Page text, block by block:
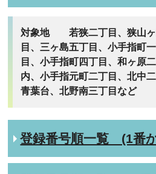
対象地 若狭二丁目、狭山ヶ
目、三ヶ島五丁目、小手指町
目、小手指町四丁目、和ヶ原
内、小手指元町二丁目、北中
青葉台、北野南三丁目など
登録番号順一覧 (1番